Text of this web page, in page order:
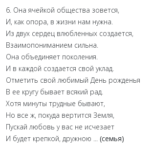
6. Она ячейкой общества зовется,
И, как опора, в жизни нам нужна.
Из двух сердец влюбленных создается,
Взаимопониманием сильна.
Она объединяет поколения.
И в каждой создается свой уклад.
Отметить свой любимый День рожденья
В ее кругу бывает всякий рад.
Хотя минуты трудные бывают,
Но все ж, покуда вертится Земля,
Пускай любовь у вас не исчезает
И будет крепкой, дружною ... (семья)